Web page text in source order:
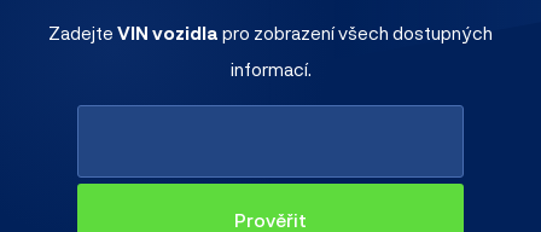
Zadejte VIN vozidla pro zobrazení všech dostupných
informací.
Prověřit